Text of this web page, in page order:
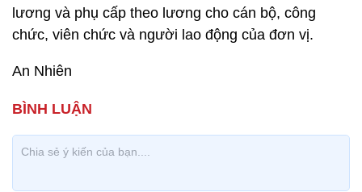
lương và phụ cấp theo lương cho cán bộ, công
chức, viên chức và người lao động của đơn vị.
An Nhiên